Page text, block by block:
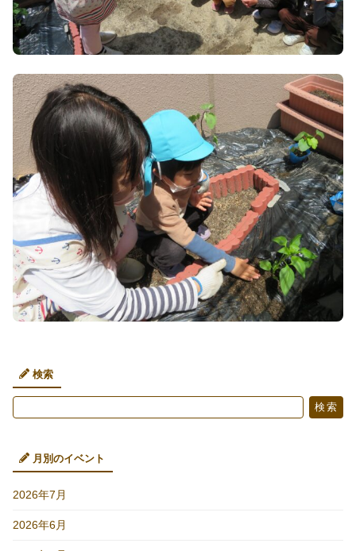
検索
検
索
検索
月別のイベント
2026年7月
2026年6月